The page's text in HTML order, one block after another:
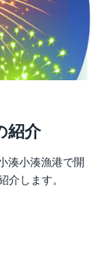
紹介
湊小湊漁港で開
介します。